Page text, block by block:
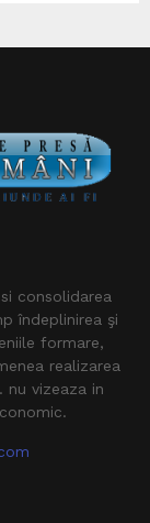
consolidarea
îndeplinirea şi
formare,
realizarea
nu vizeaza in